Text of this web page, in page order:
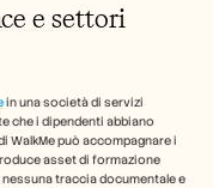
e settori
in una società di servizi
che i dipendenti abbiano
WalkMe può accompagnare i
asset di formazione
traccia documentale e